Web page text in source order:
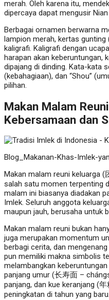
merah. Oleh karena itu,
dipercaya dapat mengusir
Berbagai ornamen berwarna
lampion merah, kertas gunting
kaligrafi. Kaligrafi dengan
harapan akan keberuntungan,
dipajang di dinding. Kata-kata
(kebahagiaan), dan “Shou”
pilihan.
Makan Malam
Kebersamaan dan
Blog_Makanan-Khas-Imlek-
Makan malam reuni keluarga
salah satu momen terpenting
malam ini biasanya diadakan
Imlek. Seluruh anggota
maupun jauh, berusaha untuk
Makan malam reuni bukan
juga merupakan momentum
berbagi cerita, dan
pun memiliki makna simbolis
melambangkan
panjang umur (长寿面 –
panjang, dan kue keranjang (
peningkatan di tahun yang baru.